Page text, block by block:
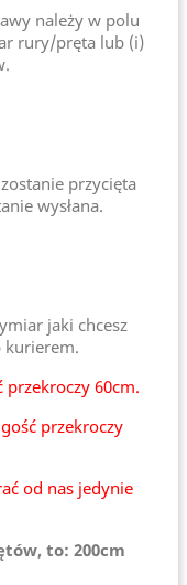
należy w polu
rury/pręta lub (i)
przycięta
wysłana.
jaki chcesz
kurierem.
przekroczy 60cm.
przekroczy
od nas jedynie
to: 200cm